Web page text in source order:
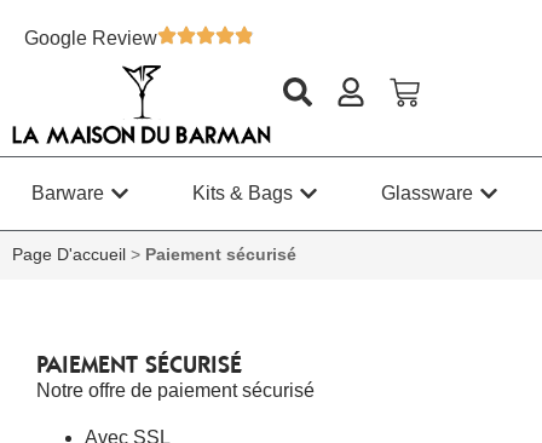
Google Review
Barware Kits & Bags Glassware
Page D'accueil > Paiement sécurisé
PAIEMENT SÉCURISÉ
Notre offre de paiement sécurisé
Avec SSL